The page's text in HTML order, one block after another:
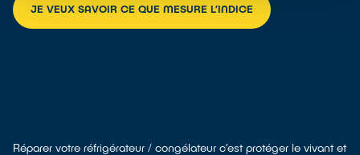
JE VEUX SAVOIR CE QUE MESURE L’INDICE
Réparer votre réfrigérateur / congélateur c’est protéger le vivant et